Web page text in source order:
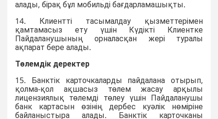
алады, бірақ бұл мобильді бағдарламашықты.
14. Клиентті тасымалдау қызметтерімен
қамтамасыз ету үшін Күдікті Клиентке
Пайдаланушының орналасқан жері туралы
ақпарат бере алады.
Төлемдік деректер
15. Банктік карточкаларды пайдалана отырып,
қолма-қол ақшасыз төлем жасау арқылы
лицензиялық төлемді төлеу үшін Пайдаланушы
банк картасын өзінің дербес куәлік нөміріне